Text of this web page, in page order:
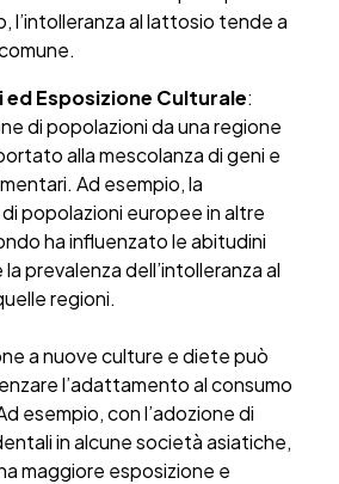
l’intolleranza al lattosio tende a
ed Esposizione Culturale:
di popolazioni da una regione
alla mescolanza di geni e
Ad esempio, la
popolazioni europee in altre
ha influenzato le abitudini
prevalenza dell’intolleranza al
regioni.
a nuove culture e diete può
l’adattamento al consumo
esempio, con l’adozione di
in alcune società asiatiche,
maggiore esposizione e